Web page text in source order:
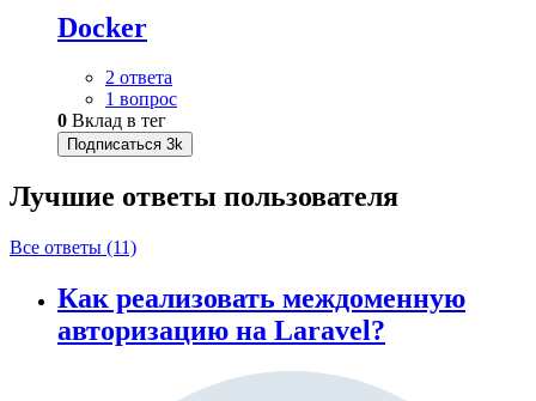
Docker
2 ответа
1 вопрос
0 Вклад в тег
Подписаться 3k
Лучшие ответы пользователя
Все ответы (11)
Как реализовать междоменную
авторизацию на Laravel?